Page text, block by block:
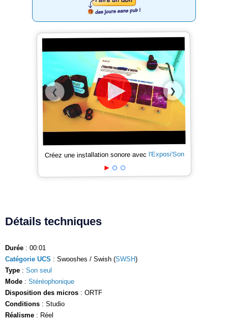
❮ ❯
Créez une installation sonore avec l'Exposi'Son
Détails techniques
Durée : 00:01
Catégorie UCS : Swooshes / Swish (SWSH)
Type : Son seul
Mode : Stéréophonique
Disposition des micros : ORTF
Conditions : Studio
Réalisme : Réel